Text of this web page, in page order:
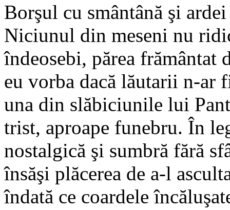
Borşul cu smântână şi
Niciunul din meseni nu
îndeosebi, părea frământat
eu vorba dacă lăutarii n-ar
una din slăbiciunile lui
trist, aproape funebru. În
nostalgică şi sumbră fără
însăşi plăcerea de a-l
îndată ce coardele